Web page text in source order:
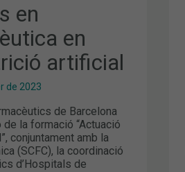
en
en
artificial
de 2023
de Barcelona
la formació “Actuació
conjuntament amb la
(SCFC), la coordinació
d’Hospitals de